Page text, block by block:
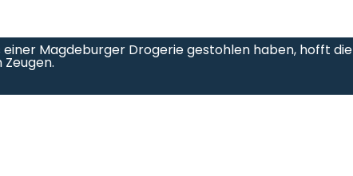
einer Magdeburger Drogerie gestohlen haben, hofft die